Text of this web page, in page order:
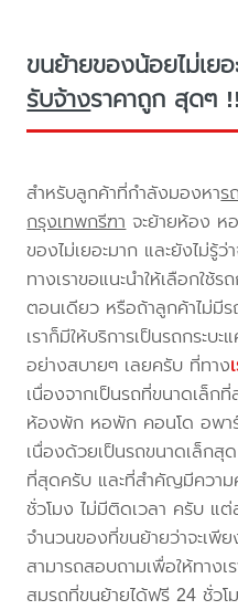
ขนย้ายของน้อยไม่เยอ
รับจ้างราคาถูก สุดๆ !!
สำหรับลูกค้าที่กำลังมองหาร
กรุงเทพกรีฑา จะย้ายห้อง
ของไม่เยอะมาก และยังไม่รู้ว่
ทางเราขอแนะนำให้เลือกใช้
ตอนเดียว หรือถ้าลูกค้าไม่มี
เราก็มีให้บริการเป็นรถกระบ
อย่างสบายๆ เลยครับ ที่ทาง
เนื่องจากเป็นรถที่ขนาดเล็ก
ห้องพัก หอพัก คอนโด อพา
เนื่องด้วยเป็นรถขนาดเล็กสุ
ที่สุดครับ และที่สำคัญมีควา
ชั่วโมง ไม่มีติดเวลา ครับ แต่
จำนวนของที่ขนย้ายว่าจะเ
สามารถสอบถามเพื่อให้ทาง
สมรถที่ขนย้ายได้ฟรี 24 ชั่วโ